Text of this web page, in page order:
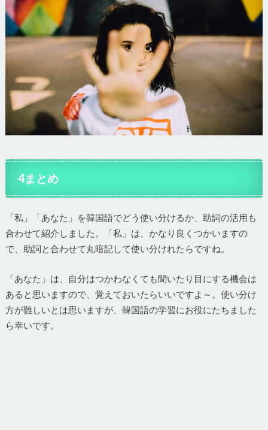
4まとめ
「私」「あなた」を韓国語でどう使い分けるか、助詞の活用も
合わせて紹介しました。「私」は、かなり良くつかいますの
で、助詞と合わせて丸暗記して使い分けれたらですね。
「あなた」は、自分はつかわなくても聞いたり目にする機会は
あると思いますので、覚えておいたらいいですよ～。使い分け
方が難しいとは思いますが、韓国語の学習にお役にたちました
ら幸いです。